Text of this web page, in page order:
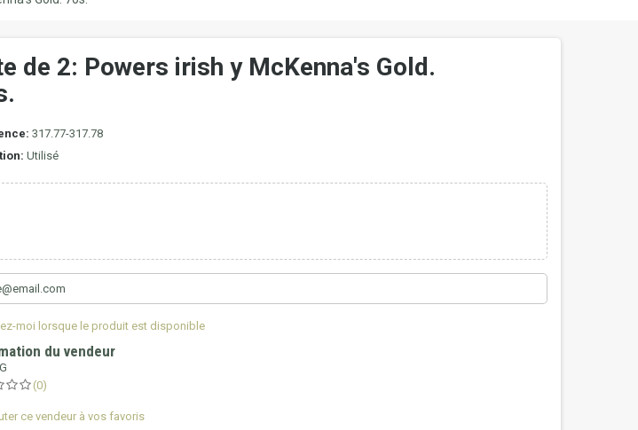
de 2: Powers irish y McKenna's Gold.
317.77-317.78
Utilisé
moi lorsque le produit est disponible
du vendeur
(0)
ce vendeur à vos favoris